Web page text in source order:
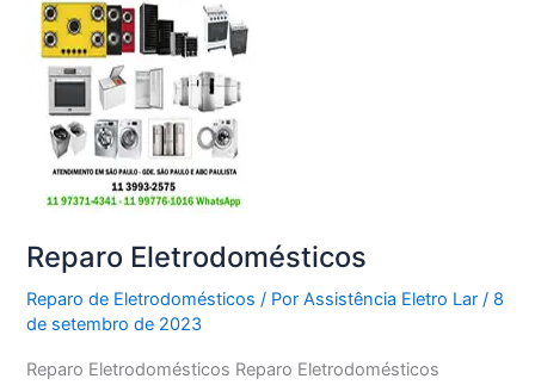
Reparo Eletrodomésticos
Reparo de Eletrodomésticos / PorAssistência Eletro Lar/ 8
de setembro de 2023
Reparo Eletrodomésticos Reparo Eletrodomésticos